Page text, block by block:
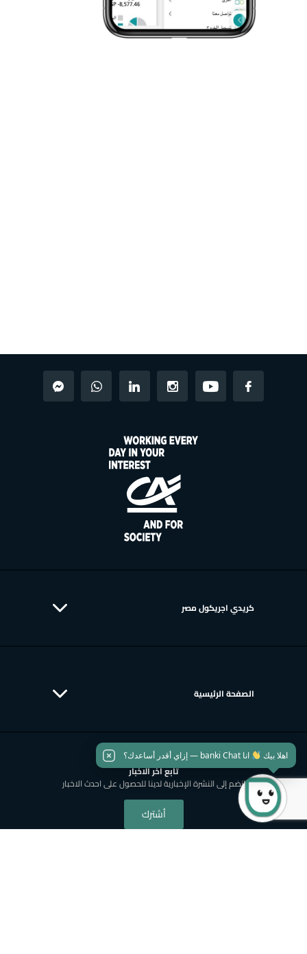
كريدي اجريكول مصر
الصفحة الرئيسية
تابع اخر الاخبار
انضم إلى النشرة الإخبارية لدينا للحصول على احدث الاخبار
أشترك
اهلا بيك انا banki Chat — إزاي أقدر أساعدك؟